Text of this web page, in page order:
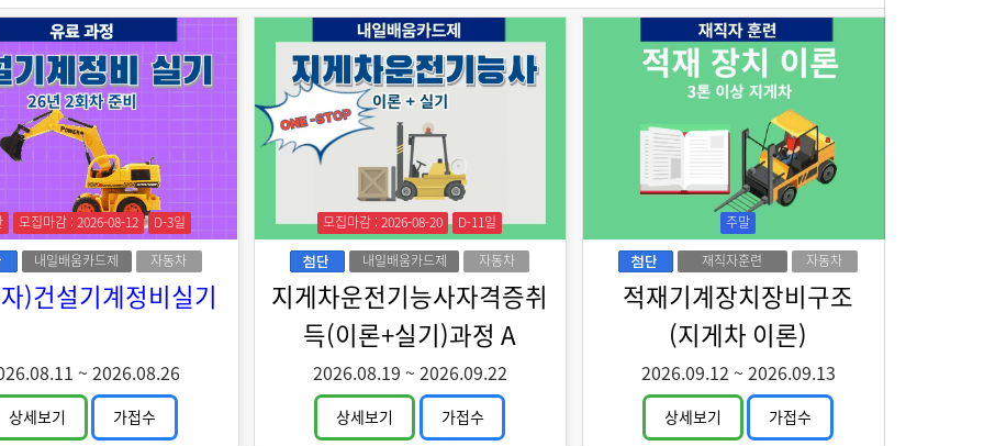
모집마감 : 2026-08-12
D-3일
내일배움카드제
자동차
)건설기계정비실기
~ 2026.08.26
상세보기 가접수
모집마감 : 2026-08-20
D-11일
내일배움카드제
자동차
지게차운전기능사자격증취
득(이론+실기)과정 A
2026.08.19 ~ 2026.09.22
상세보기 가접수
주말
재직자훈련
자동차
적재기계장치장비구조
(지게차 이론)
2026.09.12 ~ 2026.09.13
상세보기 가접수